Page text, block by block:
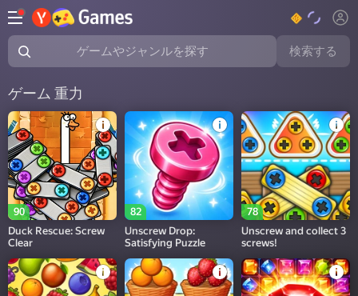
ゲームやジャンルを探す 検索する
ゲーム 重力
90
Duck Rescue: Screw
Clear
82
Unscrew Drop:
Satisfying Puzzle
78
Unscrew and collect 3
screws!